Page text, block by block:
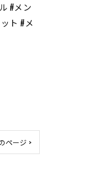
#メン
ト #メ
ページ >